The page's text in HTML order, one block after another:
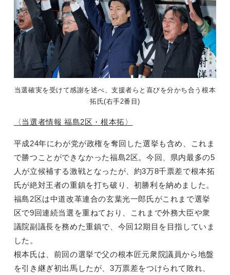
当選確実を受けて感謝を述べ、支援者らと喜びを分かち合う根本
拓氏(右手2番目)
〈当選者情報 福島2区・根本拓〉
平成24年にわが党が政権を奪回した選挙も含め、これま
で勝つことができなかった福島2区。今回、県内最多の5
人が立候補する激戦となったが、約3万8千票差で根本拓
氏が絶対王者の重鎮を打ち破り、初勝利を納めました。
福島2区は中道改革連合の玄葉光一郎氏がこれまで選挙
区で9回連続当選を重ねており、これまで外務大臣や衆
議院副議長を務めた重鎮で、今回12期目を目指していま
した。
根本氏は、前回の選挙で父の根本匠元衆院議員から地盤
を引き継ぎ初出馬したが、3万票差をつけられて敗れ、